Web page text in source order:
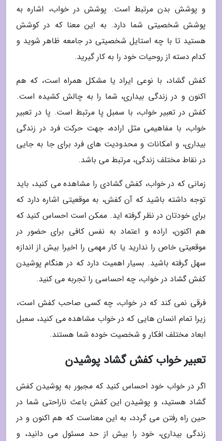
و پوشش بدن مرتبط است. پوشش در خواب، اشاره به
پوشش شخصیتی شما دارد. به این معنا که در کوشش
هستید تا با چه استایل شخصیتی در جامعه ظاهر شوید و
کدام دسته از روحیات خود را به کار گیرید.
کفش گشاد، با نوعی ایراد یا مشکل همراه است، که هم
اکنون و در زندگی بیداری، شما را به چالش کشیده است.
کفش در تعبیر خواب، با سمبل پا مرتبط است. پا در تعبیر
خواب، با مفاهیمی مثل اراده، جهت حرکت فرد در زندگی
بیداری، و امکانات و محدودیت های فرد برای جا به جایی
در نقاط مختلف زندگی، مرتبط می باشد.
زمانی که در خواب، کفش گشادی را مشاهده می کنید، باید
توجه داشته باشید که آن کفش، به موقعیتی اشاره دارد که
برای خودتان در نظر گرفته اید. ممکن است احساس کنید که
هم اکنون، اراده و اعتماد به نفس کافی برای حضور در
موقعیتی خاص را ندارید یا کار مهمی را اخیرا بیش از اندازه
سهل گرفته باشید. بسیار اهمیت دارد که در هنگام پوشیدن
کفش گشاد در خواب، چه احساسی را تجربه می کنید.
فرقی نمی کند که در خواب، چه کسی صاحب کفش است،
زیرا تمام انسان هایی که در خواب مشاهده می کنید، سمبل
ابعاد مختلف افکار و شخصیت خوده شما هستند.
تعبیر خواب کفش گشاد پوشیدن
اگر در خواب خود احساس کنید که مجبور به پوشیدن کفش
گشاد هستید، و پوشیدن این کفش باعث ناراحتی شما در
حین راه رفتن می گردد، به این معناست که هم اکنون و در
زندگی بیداری، خود را بیش از حد مسئول می دانید، و